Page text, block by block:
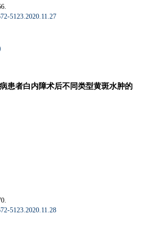
5123.2020.11.27
患者白内障术后不同类型黄斑水肿的
5123.2020.11.28